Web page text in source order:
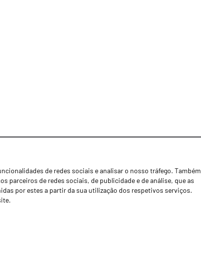
de redes sociais e analisar o nosso tráfego. Também
parceiros de redes sociais, de publicidade e de análise, que as
por estes a partir da sua utilização dos respetivos serviços.
Notícias
Concessionários